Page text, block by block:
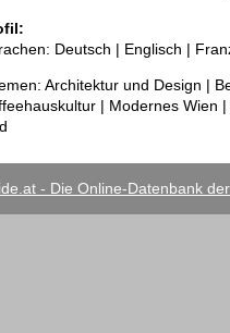
Deutsch | Englisch |
Architektur und Design |
| Modernes Wien
- Die Online-Datenbank